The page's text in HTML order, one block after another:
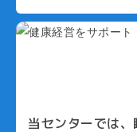
当センターでは